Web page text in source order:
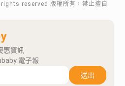
reserved.版權所有，禁止擅自
惠資訊
電子報
送出